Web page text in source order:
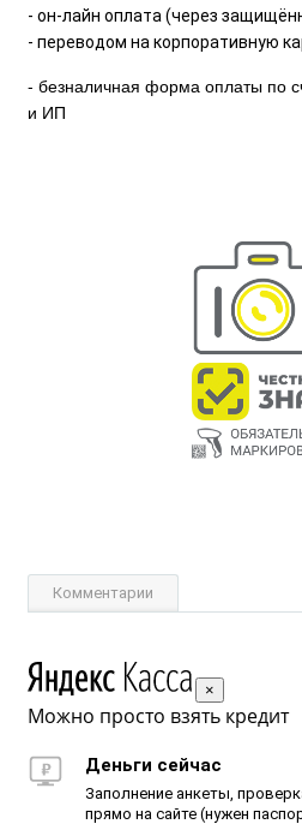
- он-лайн оплата (через
- переводом на корпоративную
- безналичная форма оплаты по
и ИП
Комментарии
×
Можно просто взять кредит
Деньги сейчас
Заполнение анкеты,
прямо на сайте (нужен